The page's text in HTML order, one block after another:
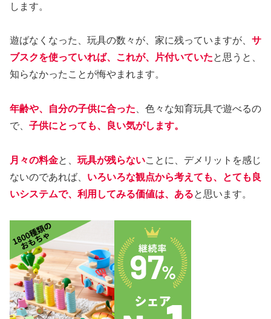
します。
遊ばなくなった、玩具の数々が、家に残っていますが、 サ
ブスクを使っていれば、これが、片付いていたと思うと、
知らなかったことが悔やまれます。
年齢や、自分の子供に合った 、色々な知育玩具で遊べるの
で、 子供にとっても、良い気がします。
月々の料金と、 玩具が残らないことに、デメリットを感じ
ないのであれば、 いろいろな観点から考えても、とても良
いシステムで、利用してみる価値は、あると思います。